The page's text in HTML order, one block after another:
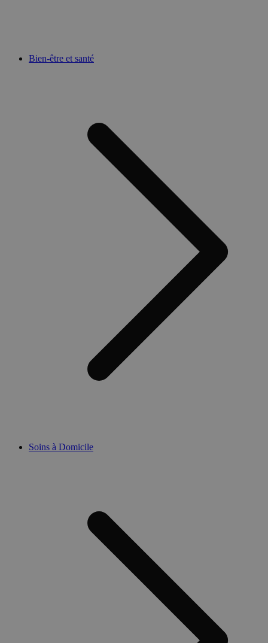
Bien-être et santé
Soins à Domicile